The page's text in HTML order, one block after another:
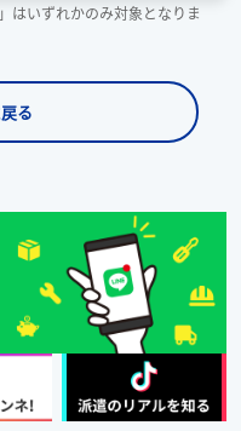
いずれかのみ対象となりま
る